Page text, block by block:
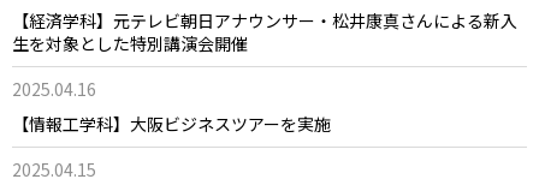
【経済学科】元テレビ朝日アナウンサー・松井康真さんによる新入
生を対象とした特別講演会開催
2025.04.16
【情報工学科】大阪ビジネスツアーを実施
2025.04.15